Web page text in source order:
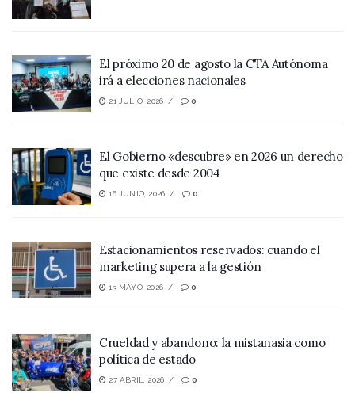
El próximo 20 de agosto la CTA Autónoma
irá a elecciones nacionales
21 JULIO, 2026 0
El Gobierno «descubre» en 2026 un derecho
que existe desde 2004
16 JUNIO, 2026 0
Estacionamientos reservados: cuando el
marketing supera a la gestión
13 MAYO, 2026 0
Crueldad y abandono: la mistanasia como
política de estado
27 ABRIL, 2026 0